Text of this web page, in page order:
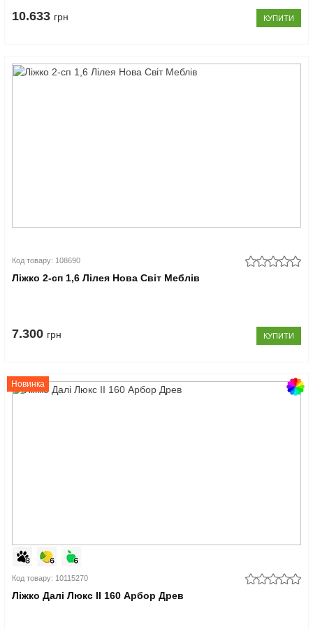
10.633 грн КУПИТИ
Код товару: 108690
Ліжко 2-сп 1,6 Лілея Нова Світ Меблів
7.300 грн КУПИТИ
Новинка
Код товару: 10115270
Ліжко Далі Люкс II 160 Арбор Древ